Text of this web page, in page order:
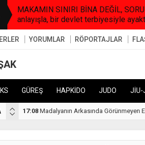
MAKAMIN SINIRI BİNA DEĞİL,
anlayışla, bir devlet terbiyesiyle
YORUMLAR RÖPORTAJLAR
GÜREŞ HAPKİDO JUDO JİU-
23:51 TKF’den Türk Sporunda Bir İlk: